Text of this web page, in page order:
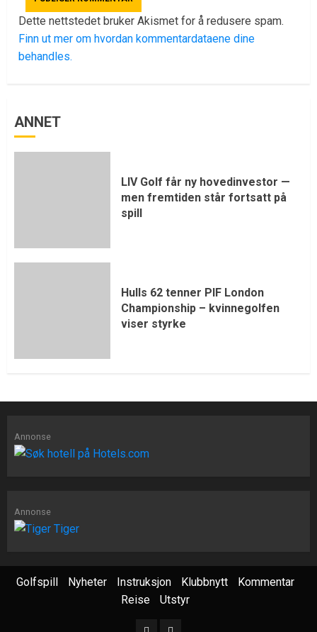
Dette nettstedet bruker Akismet for å redusere spam.
Finn ut mer om hvordan kommentardataene dine
behandles.
ANNET
LIV Golf får ny hovedinvestor —
men fremtiden står fortsatt på
spill
Hulls 62 tenner PIF London
Championship – kvinnegolfen
viser styrke
Annonse
Annonse
Golfspill Nyheter Instruksjon Klubbnytt
Kommentar
Reise
Utstyr